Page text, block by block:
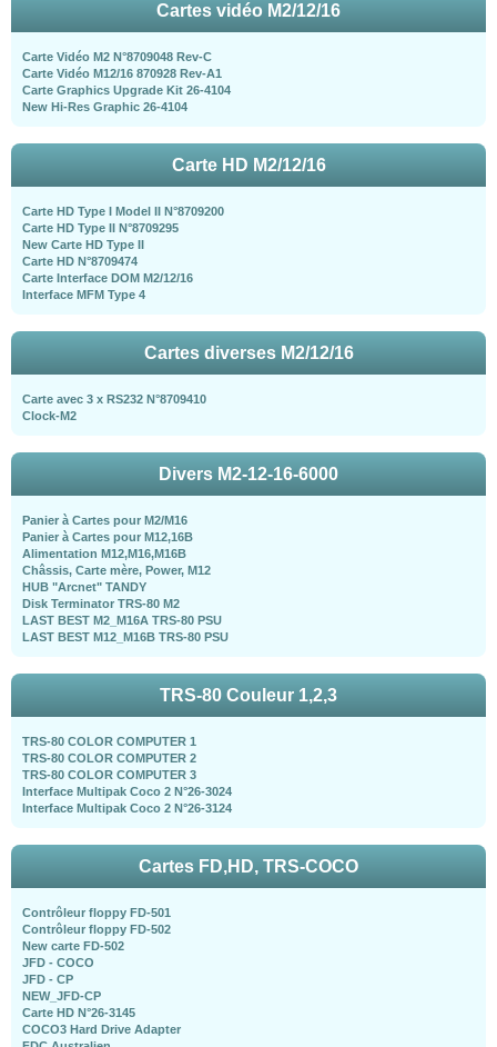
Cartes vidéo M2/12/16
Carte Vidéo M2 N°8709048 Rev-C
Carte Vidéo M12/16 870928 Rev-A1
Carte Graphics Upgrade Kit 26-4104
New Hi-Res Graphic 26-4104
Carte HD M2/12/16
Carte HD Type I Model II N°8709200
Carte HD Type II N°8709295
New Carte HD Type II
Carte HD N°8709474
Carte Interface DOM M2/12/16
Interface MFM Type 4
Cartes diverses M2/12/16
Carte avec 3 x RS232 N°8709410
Clock-M2
Divers M2-12-16-6000
Panier à Cartes pour M2/M16
Panier à Cartes pour M12,16B
Alimentation M12,M16,M16B
Châssis, Carte mère, Power, M12
HUB "Arcnet" TANDY
Disk Terminator TRS-80 M2
LAST BEST M2_M16A TRS-80 PSU
LAST BEST M12_M16B TRS-80 PSU
TRS-80 Couleur 1,2,3
TRS-80 COLOR COMPUTER 1
TRS-80 COLOR COMPUTER 2
TRS-80 COLOR COMPUTER 3
Interface Multipak Coco 2 N°26-3024
Interface Multipak Coco 2 N°26-3124
Cartes FD,HD, TRS-COCO
Contrôleur floppy FD-501
Contrôleur floppy FD-502
New carte FD-502
JFD - COCO
JFD - CP
NEW_JFD-CP
Carte HD N°26-3145
COCO3 Hard Drive Adapter